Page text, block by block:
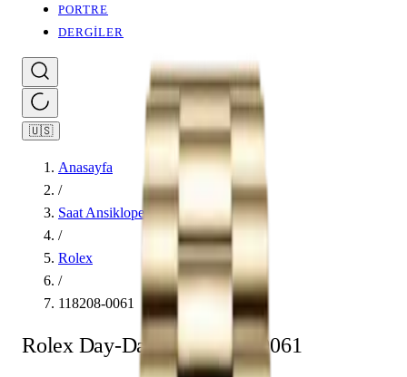
PORTRE
DERGİLER
🇺🇸
Anasayfa
/
Saat Ansiklopedisi
/
Rolex
/
118208-0061
Rolex Day-Date 36118208-0061